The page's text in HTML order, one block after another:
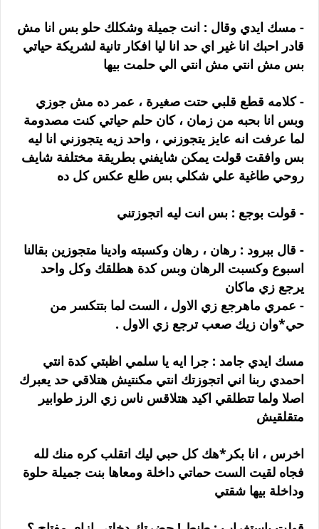
- مسك ايدي وقال : انت جميلة وشكلك حلو بس انا مش
قادر احبك انا غير اي حد انا ليا افكار تانية لشريكة حياتي
بس مش انتي مش انتي الي حلمت بيها
- كلامه قطع قلبي حتت صغيرة ، عمر ده مش جوزي
وبس انا بحبه من زمان ، كان حلم حياتي كنت مصدومة
لما عرفت انه عايز يتجوزني ، واحد زيه يتجوزني انا ليه
بس وافقت قولت يمكن شايفني بطريقة مختلفة شايف
روحي طاغية علي شكلي بس طلع عكس كل ده
- قولت بوجع : بس انت ليه اتجوزتني
- قال ببرود : رهان ، رهان وكسبته وادينا متجوزين بقالنا
اسبوع وكسبت الرهان وبس كدة هطلقك وكل واحد
يرجع زي ماكان
- عمري ماهرجع زي الاول ، الست لما بتتكسر من
حي*وان زيك صعب ترجع زي الاول .
مسك ايدي جامد : جرا ايه يا سلمي اظبتي كدة انتي
احمدي ربنا اني اتجوزتك انتي مكنتيش هتلاقي حد يعبرك
اصلا ولما تتطلقي اكيد هتلاقس ناس زي الرز طوابير
متقلقيش
اخرس ، انا بكر*هك كل حبي ليك اتقلب كره منك لله
فجاه لقيت الست حماتي داخلة ومعاها بنت جميلة حلوة
وداخلة بيها شقتي